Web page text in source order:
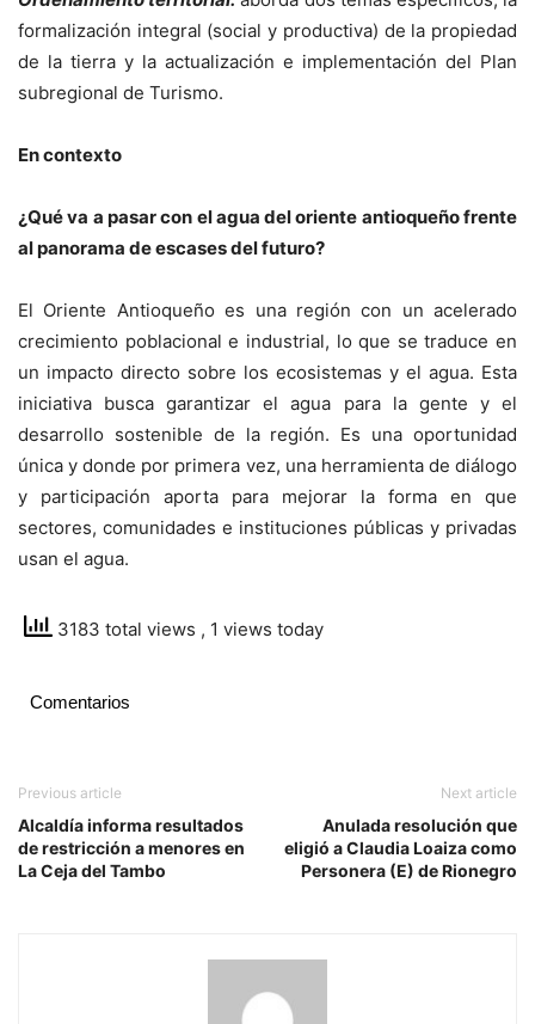
formalización integral (social y productiva) de la propiedad
de la tierra y la actualización e implementación del Plan
subregional de Turismo.
En contexto
¿Qué va a pasar con el agua del oriente antioqueño frente
al panorama de escases del futuro?
El Oriente Antioqueño es una región con un acelerado
crecimiento poblacional e industrial, lo que se traduce en
un impacto directo sobre los ecosistemas y el agua. Esta
iniciativa busca garantizar el agua para la gente y el
desarrollo sostenible de la región. Es una oportunidad
única y donde por primera vez, una herramienta de diálogo
y participación aporta para mejorar la forma en que
sectores, comunidades e instituciones públicas y privadas
usan el agua.
3183 total views , 1 views today
Comentarios
Previous article
Alcaldía informa resultados
de restricción a menores en
La Ceja del Tambo
Next article
Anulada resolución que
eligió a Claudia Loaiza como
Personera (E) de Rionegro